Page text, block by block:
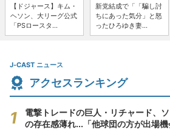
【ドジャース】キム・
ヘソン、大リーグ公式
「PSロースタ...
新党結成で「「騙し討
ちにあった気分」と怒
ったひろゆき妻...
J-CAST ニュース
アクセスランキング
電撃トレードの巨人・リチャード、
の存在感薄れ...「他球団の方が出場